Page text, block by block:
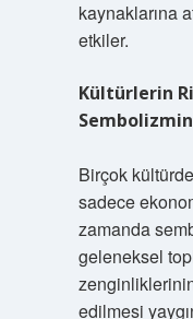
kaynaklarına
etkiler.
Kültürlerin
Birçok
sadece
zamanda
geleneksel
edilmesi